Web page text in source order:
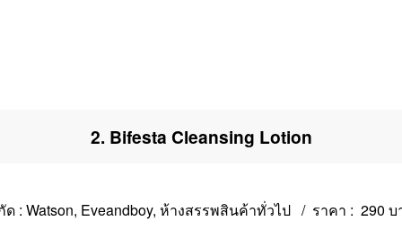
2. Bifesta Cleansing Lotion
ด : Watson, Eveandboy, ห้างสรรพสินค้าทั่วไป / ราคา : 290 บ